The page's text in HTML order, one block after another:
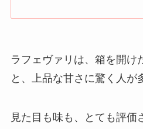
ラフェヴァリは、箱を開け
と、上品な甘さに驚く人が
見た目も味も、とても評価